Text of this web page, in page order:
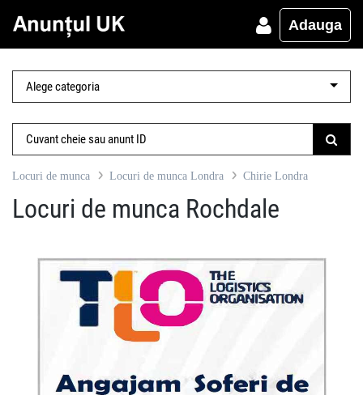
Adauga
Locuri de munca Locuri de munca Londra Chirie Londra
Locuri de munca Rochdale